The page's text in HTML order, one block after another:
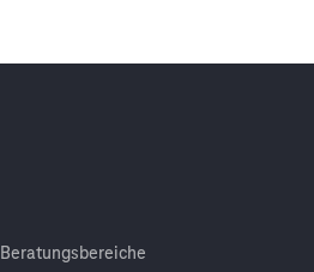
Beratungsbereiche